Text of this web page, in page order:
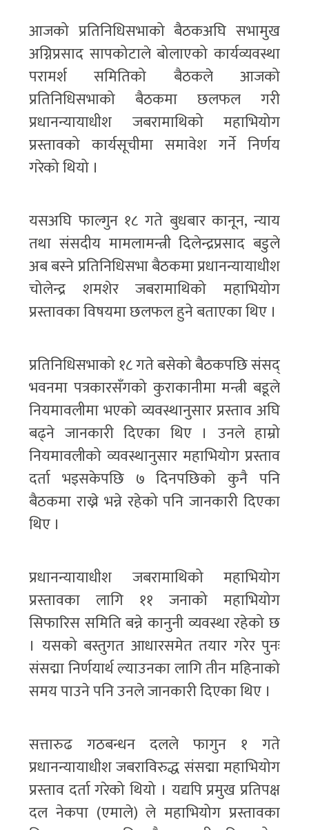
आजको प्रतिनिधिसभाको बैठकअघि सभामुख
अग्निप्रसाद सापकोटाले बोलाएको कार्यव्यवस्था
परामर्श समितिको बैठकले आजको
प्रतिनिधिसभाको बैठकमा छलफल गरी
प्रधानन्यायाधीश जबरामाथिको महाभियोग
प्रस्तावको कार्यसूचीमा समावेश गर्ने निर्णय
गरेको थियो ।
यसअघि फाल्गुन १८ गते बुधबार कानून, न्याय
तथा संसदीय मामलामन्त्री दिलेन्द्रप्रसाद बडुले
अब बस्ने प्रतिनिधिसभा बैठकमा प्रधानन्यायाधीश
चोलेन्द्र शमशेर जबरामाथिको महाभियोग
प्रस्तावका विषयमा छलफल हुने बताएका थिए ।
प्रतिनिधिसभाको १८ गते बसेको बैठकपछि संसद्
भवनमा पत्रकारसँगको कुराकानीमा मन्त्री बडूले
नियमावलीमा भएको व्यवस्थानुसार प्रस्ताव अघि
बढ्ने जानकारी दिएका थिए । उनले हाम्रो
नियमावलीको व्यवस्थानुसार महाभियोग प्रस्ताव
दर्ता भइसकेपछि ७ दिनपछिको कुनै पनि
बैठकमा राख्ने भन्ने रहेको पनि जानकारी दिएका
थिए ।
प्रधानन्यायाधीश जबरामाथिको महाभियोग
प्रस्तावका लागि ११ जनाको महाभियोग
सिफारिस समिति बन्ने कानुनी व्यवस्था रहेको छ
। यसको बस्तुगत आधारसमेत तयार गरेर पुनः
संसद्मा निर्णयार्थ ल्याउनका लागि तीन महिनाको
समय पाउने पनि उनले जानकारी दिएका थिए ।
सत्तारुढ गठबन्धन दलले फागुन १ गते
प्रधानन्यायाधीश जबराविरुद्ध संसद्मा महाभियोग
प्रस्ताव दर्ता गरेको थियो । यद्यपि प्रमुख प्रतिपक्ष
दल नेकपा (एमाले) ले महाभियोग प्रस्तावका